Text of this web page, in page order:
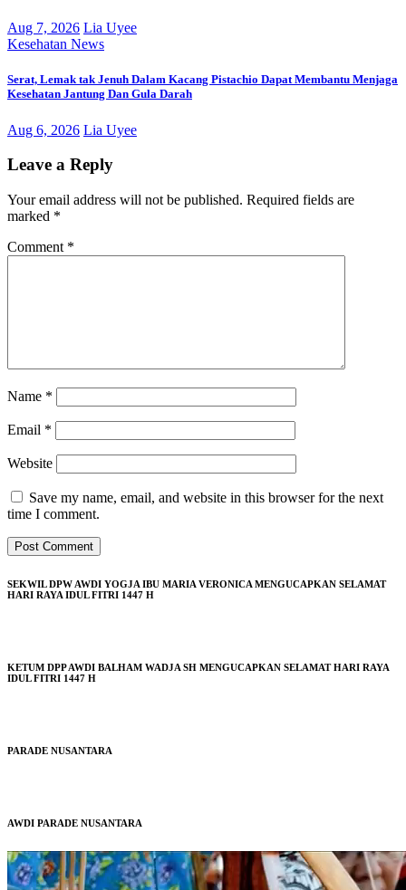
Aug 7, 2026 Lia Uyee
Kesehatan News
Serat, Lemak tak Jenuh Dalam Kacang Pistachio Dapat Membantu Menjaga
Kesehatan Jantung Dan Gula Darah
Aug 6, 2026 Lia Uyee
Leave a Reply
Your email address will not be published. Required fields are
marked *
Comment *
Name *
Email *
Website
Save my name, email, and website in this browser for the next
time I comment.
SEKWIL DPW AWDI YOGJA IBU MARIA VERONICA MENGUCAPKAN SELAMAT
HARI RAYA IDUL FITRI 1447 H
KETUM DPP AWDI BALHAM WADJA SH MENGUCAPKAN SELAMAT HARI RAYA
IDUL FITRI 1447 H
PARADE NUSANTARA
AWDI PARADE NUSANTARA